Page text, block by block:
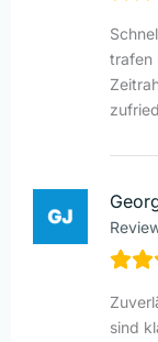
trafen
sind